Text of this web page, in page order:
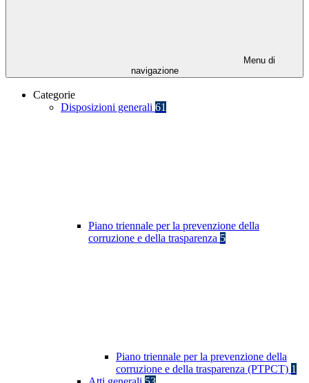
Menu di
navigazione
Categorie
Disposizioni generali 61
Piano triennale per la prevenzione della
corruzione e della trasparenza 5
Piano triennale per la prevenzione della
corruzione e della trasparenza (PTPCT) 1